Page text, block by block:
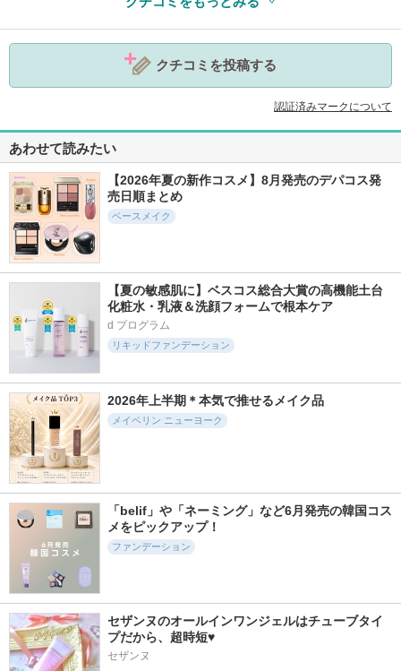
クチコミを投稿する
認証済みマークについて
あわせて読みたい
【2026年夏の新作コスメ】8月発売のデパコス発
売日順まとめ
ベースメイク
【夏の敏感肌に】ベスコス総合大賞の高機能土台
化粧水・乳液＆洗顔フォームで根本ケア
d プログラム
リキッドファンデーション
2026年上半期＊本気で推せるメイク品
メイベリン ニューヨーク
「belif」や「ネーミング」など6月発売の韓国コス
メをピックアップ！
ファンデーション
セザンヌのオールインワンジェルはチューブタイ
プだから、超時短♥
セザンヌ